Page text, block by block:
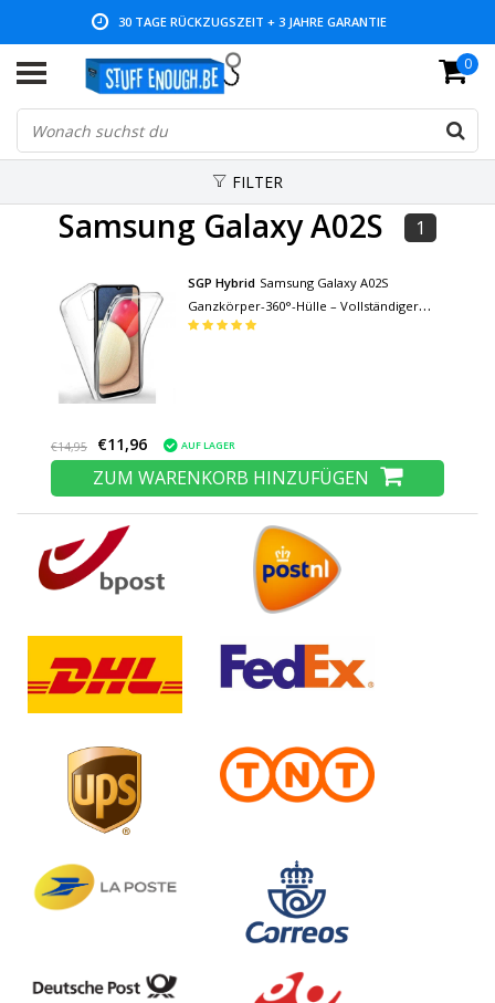
30 TAGE RÜCKZUGSZEIT + 3 JAHRE GARANTIE
NIEDRIGE PREISE UND GROSSE AUSWAHL 0
FILTER
Samsung Galaxy A02S 1
SGP Hybrid Samsung Galaxy A02S
Ganzkörper-360°-Hülle – Vollständiger
Schutz durchsichtige TPU-Silikonhülle +
€14,95 €11,96 AUF LAGER
ZUM WARENKORB HINZUFÜGEN